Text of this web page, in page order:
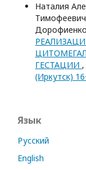
Наталия
ГЕСТАЦИИ ,
(Иркутск)
Язык
Русский
English